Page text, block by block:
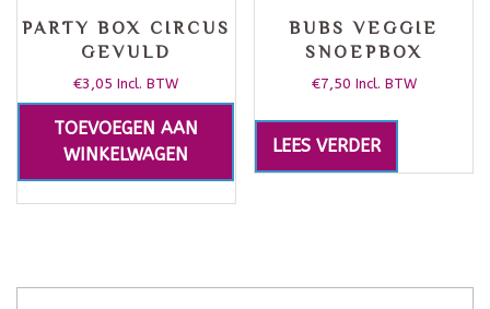
PARTY BOX CIRCUS
GEVULD
€3,05 Incl. BTW
TOEVOEGEN AAN
WINKELWAGEN
BUBS VEGGIE
SNOEPBOX
€7,50 Incl. BTW
LEES VERDER